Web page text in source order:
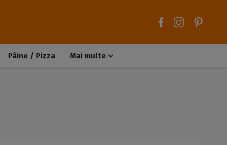
Pâine / Pizza Mai multe